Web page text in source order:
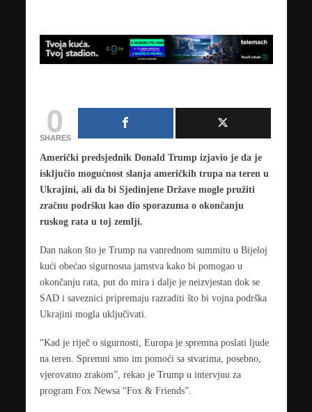
0
SHARES
Američki predsjednik Donald Trump izjavio je da je
isključio mogućnost slanja američkih trupa na teren u
Ukrajini, ali da bi Sjedinjene Države mogle pružiti
zračnu podršku kao dio sporazuma o okončanju
ruskog rata u toj zemlji.
Dan nakon što je Trump na vanrednom summitu u Bijeloj
kući obećao sigurnosna jamstva kako bi pomogao u
okončanju rata, put do mira i dalje je neizvjestan dok se
SAD i saveznici pripremaju razraditi što bi vojna podrška
Ukrajini mogla uključivati.
“Kad je riječ o sigurnosti, Europa je spremna poslati ljude
na teren. Spremni smo im pomoći sa stvarima, posebno,
vjerovatno zrakom”, rekao je Trump u intervjuu za
program Fox Newsa “Fox & Friends”.